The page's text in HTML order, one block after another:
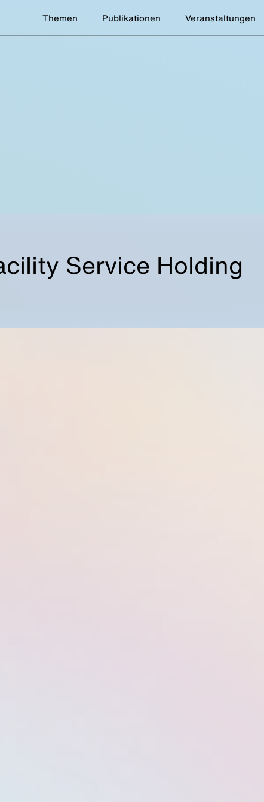
Themen Publikationen Veranstaltungen
Service Holding